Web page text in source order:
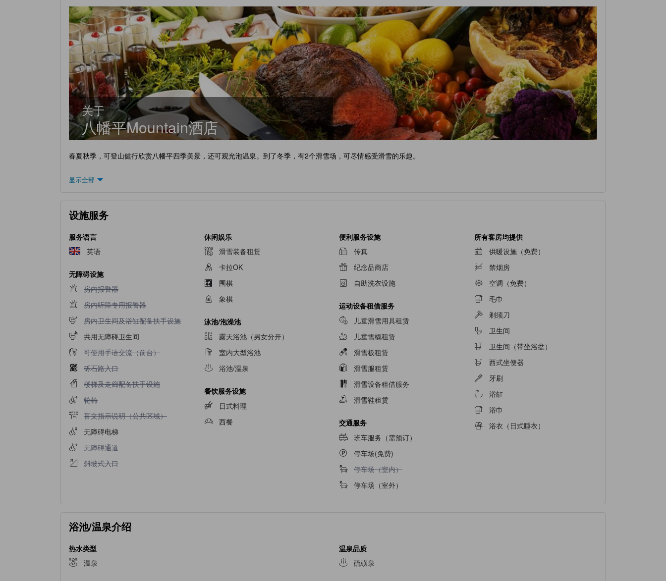
关于
八幡平Mountain酒店
春夏秋季，可登山健行欣赏八幡平四季美景，还可观光泡温泉。到了冬季，有2个滑雪场，可尽情感受滑雪的乐趣。
显示全部
设施服务
服务语言
英语
无障碍设施
不提供房内报警器
房内报警器
不提供房内听障专用报警器
房内听障专用报警器
不提供房内卫生间及浴缸配备扶手设施
房内卫生间及浴缸配备扶手设施
共用无障碍卫生间
不提供可使用手语交流（前台）
可使用手语交流（前台）
不提供砾石路入口
砾石路入口
不提供楼梯及走廊配备扶手设施
楼梯及走廊配备扶手设施
不提供轮椅
轮椅
不提供盲文指示说明（公共区域）
盲文指示说明（公共区域）
无障碍电梯
不提供无障碍通道
无障碍通道
不提供斜坡式入口
斜坡式入口
休闲娱乐
滑雪装备租赁
卡拉OK
围棋
象棋
泳池/泡澡池
露天浴池（男女分开）
室内大型浴池
浴池/温泉
餐饮服务设施
日式料理
西餐
便利服务设施
传真
纪念品商店
自助洗衣设施
运动设备租借服务
儿童滑雪用具租赁
儿童雪橇租赁
滑雪板租赁
滑雪服租赁
滑雪设备租借服务
滑雪鞋租赁
交通服务
班车服务（需预订）
停车场(免费)
不提供停车场（室内）
停车场（室内）
停车场（室外）
所有客房均提供
供暖设施（免费）
禁烟房
空调（免费）
毛巾
剃须刀
卫生间
卫生间（带坐浴盆）
西式坐便器
牙刷
浴缸
浴巾
浴衣（日式睡衣）
浴池/温泉介绍
热水类型
温泉
温泉品质
硫磺泉